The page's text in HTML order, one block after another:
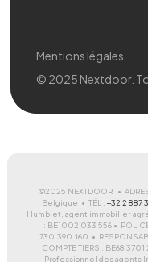
© 2025 Nextdoor.
Mentions légales
©2025 NEXTDOOR •
Belgique • TÉL : +32 2 887
Humblet, agent immobilier
: BE1002 033 556 •
730.390.160 •
COMPTE TIERS : BE68
Professionnel des agents